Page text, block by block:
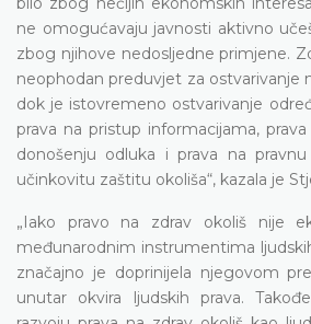
ne omogućavaju javnosti aktivno
zbog njihove nedosljedne primjene.
neophodan preduvjet za ostvarivanje
dok je istovremeno ostvarivanje
prava na pristup informacijama,
donošenju odluka i prava na
učinkovitu zaštitu okoliša“, kazala je
„Iako pravo na zdrav okoliš nije
međunarodnim instrumentima
značajno je doprinijela njegovom
unutar okvira ljudskih prava.